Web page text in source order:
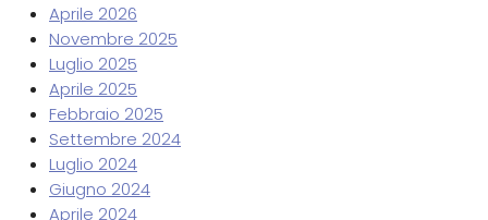
Aprile 2026
Novembre 2025
Luglio 2025
Aprile 2025
Febbraio 2025
Settembre 2024
Luglio 2024
Giugno 2024
Aprile 2024